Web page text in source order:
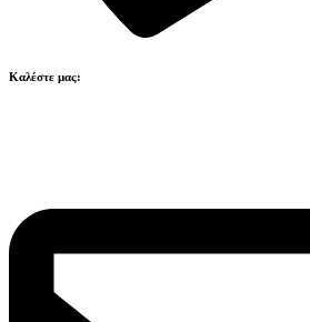
Καλέστε μας: